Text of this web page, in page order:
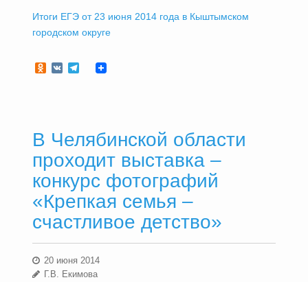
Итоги ЕГЭ от 23 июня 2014 года в Кыштымском
городском округе
Odnoklassniki
VKTelegram
В Челябинской области
проходит выставка –
конкурс фотографий
«Крепкая семья –
счастливое детство»
20 июня 2014
Г.В. Екимова